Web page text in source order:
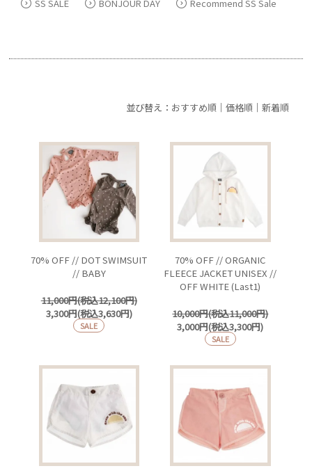
SS SALE BONJOUR DAY Recommend SS Sale
並び替え： おすすめ順｜ 価格順｜ 新着順
70% OFF // DOT SWIMSUIT
// BABY
11,000円(税込12,100円)
3,300円(税込3,630円)
SALE
70% OFF // ORGANIC
FLEECE JACKET UNISEX //
OFF WHITE (Last1)
10,000円(税込11,000円)
3,000円(税込3,300円)
SALE